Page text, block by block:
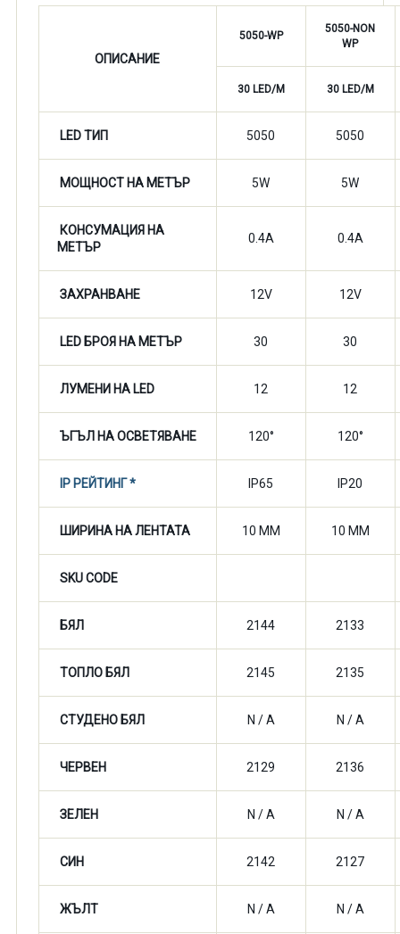
ОПИСАНИЕ
5050-WP
5050-NON
WP
30 LED/M 30 LED/M
LED ТИП 5050 5050
МОЩНОСТ НА МЕТЪР 5W 5W
КОНСУМАЦИЯ НА
МЕТЪР
0.4A 0.4A
ЗАХРАНВАНЕ 12V 12V
LED БРОЯ НА МЕТЪР 30 30
ЛУМЕНИ НА LED 12 12
ЪГЪЛ НА ОСВЕТЯВАНЕ 120° 120°
IP РЕЙТИНГ * IP65 IP20
ШИРИНА НА ЛЕНТАТА 10 MM 10 MM
SKU CODE
БЯЛ 2144 2133
ТОПЛО БЯЛ 2145 2135
СТУДЕНО БЯЛ N / A N / A
ЧЕРВЕН 2129 2136
ЗЕЛЕН N / A N / A
СИН 2142 2127
ЖЪЛТ N / A N / A